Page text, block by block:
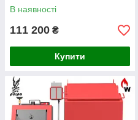
В наявності
111 200 ₴
Купити